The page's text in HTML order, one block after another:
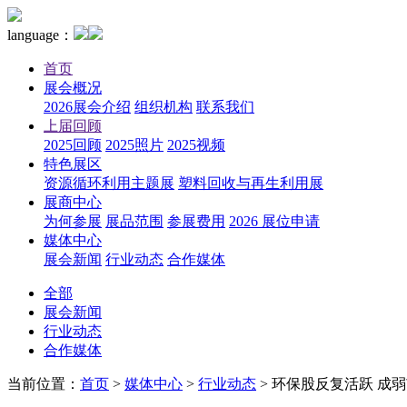
language：
首页
展会概况
2026展会介绍 组织机构 联系我们
上届回顾
2025回顾 2025照片 2025视频
特色展区
资源循环利用主题展 塑料回收与再生利用展
展商中心
为何参展 展品范围 参展费用 2026 展位申请
媒体中心
展会新闻 行业动态 合作媒体
全部
展会新闻
行业动态
合作媒体
当前位置： 首页 > 媒体中心 > 行业动态 > 环保股反复活跃 成